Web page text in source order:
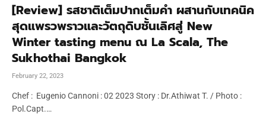
[Review] รสชาติเต็มปากเต็มคำ ผสานกับเทคนิค
สุดแพรวพราวและวัตถุดิบชั้นเลิศสู่ New
Winter tasting menu ณ La Scala, The
Sukhothai Bangkok
February 22, 2023
Chef : Eugenio Cannoni : 02 2023 Story : Dr.Athiwat T. / Photo :
Pol.Capt.…